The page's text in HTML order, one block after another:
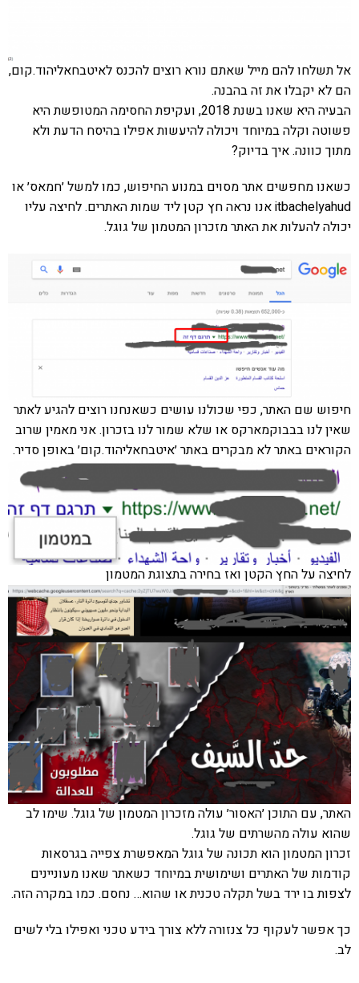
אל תשלחו להם מייל שאתם נורא רוצים להכנס לאיטבחאליהוד.קום,
הם לא יקבלו את זה בהבנה.
הבעיה היא שאנו בשנת 2018, ועקיפת החסימה המטופשת היא
פשוטה וקלה במיוחד ויכולה להיעשות אפילו בהיסח הדעת ולא
מתוך כוונה. איך בדיוק?
כשאנו מחפשים אתר מסוים במנוע החיפוש, כמו למשל ׳חמאס׳ או
itbachelyahud אנו נראה חץ קטן ליד שמות האתרים. לחיצה עליו
יכולה להעלות את האתר מזכרון המטמון של גוגל.
חיפוש שם האתר, כפי שכולנו עושים כשאנחנו רוצים להגיע לאתר
שאין לנו בבבוקמארקס או שלא שמור לנו בזכרון. אני מאמין שרוב
הקוראים באתר לא מבקרים באתר ׳איטבחאליהוד.קום׳ באופן סדיר.
לחיצה על החץ הקטן ואז בחירה בתצוגת המטמון
האתר, עם התוכן ׳האסור׳ עולה מזכרון המטמון של גוגל. שימו לב
שהוא עולה מהשרתים של גוגל.
זכרון המטמון הוא תכונה של גוגל המאפשרת צפייה בגרסאות
קודמות של האתרים ושימושית במיוחד כשאתר שאנו מעוניינים
לצפות בו ירד בשל תקלה טכנית או שהוא… נחסם. כמו במקרה הזה.
כך אפשר לעקוף כל צנזורה ללא צורך בידע טכני ואפילו בלי לשים
לב.